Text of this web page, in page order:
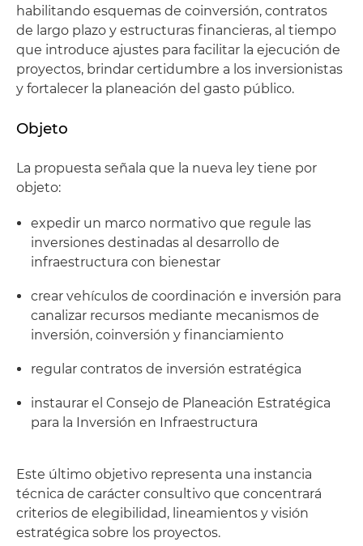
habilitando esquemas de coinversión, contratos
de largo plazo y estructuras financieras, al tiempo
que introduce ajustes para facilitar la ejecución de
proyectos, brindar certidumbre a los inversionistas
y fortalecer la planeación del gasto público.
Objeto
La propuesta señala que la nueva ley tiene por
objeto:
expedir un marco normativo que regule las
inversiones destinadas al desarrollo de
infraestructura con bienestar
crear vehículos de coordinación e inversión para
canalizar recursos mediante mecanismos de
inversión, coinversión y financiamiento
regular contratos de inversión estratégica
instaurar el Consejo de Planeación Estratégica
para la Inversión en Infraestructura
Este último objetivo representa una instancia
técnica de carácter consultivo que concentrará
criterios de elegibilidad, lineamientos y visión
estratégica sobre los proyectos.